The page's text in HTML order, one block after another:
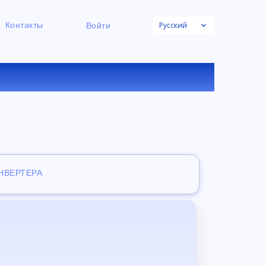
Контакты Войти Русский
ФАЙЛОВ